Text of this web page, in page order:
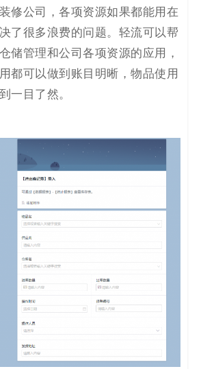
修公司，各项资源如果都能用在
了很多浪费的问题。轻流可以帮
储管理和公司各项资源的应用，
都可以做到账目明晰，物品使用
一目了然。